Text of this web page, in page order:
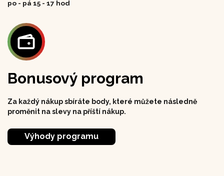
po - pá 15 - 17 hod
Bonusový program
Za každý nákup sbíráte body, které můžete následně
proměnit na slevy na příští nákup.
Výhody programu